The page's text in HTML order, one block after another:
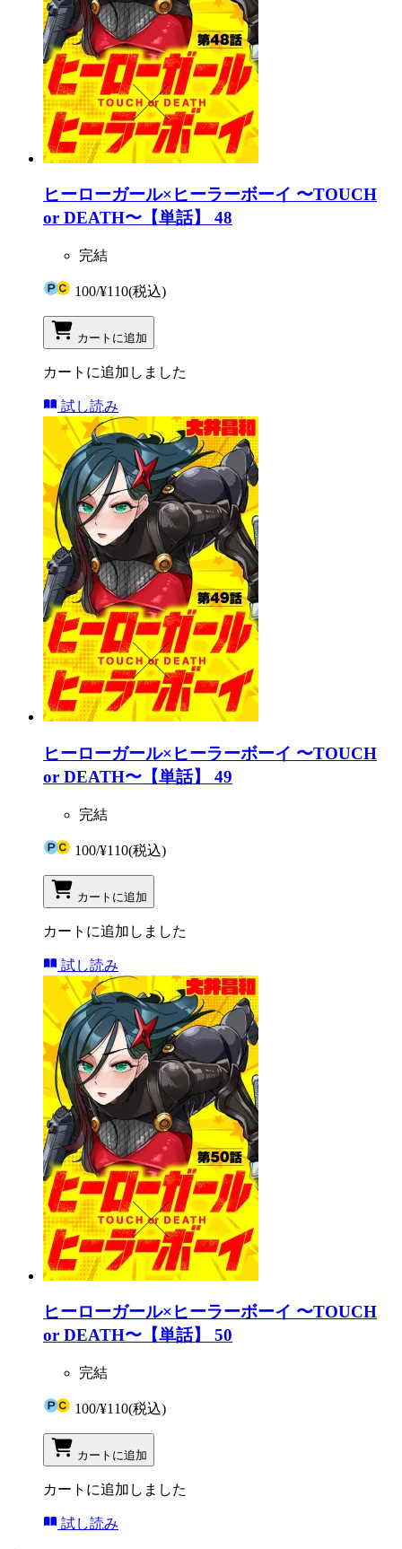
ヒーローガール×ヒーラーボーイ 〜TOUCH
or DEATH〜【単話】 48
完結
100/¥110(税込)
カートに追加
カートに追加しました
試し読み
ヒーローガール×ヒーラーボーイ 〜TOUCH
or DEATH〜【単話】 49
完結
100/¥110(税込)
カートに追加
カートに追加しました
試し読み
ヒーローガール×ヒーラーボーイ 〜TOUCH
or DEATH〜【単話】 50
完結
100/¥110(税込)
カートに追加
カートに追加しました
試し読み